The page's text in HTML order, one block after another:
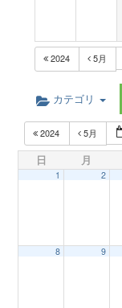
2024 5月
カテゴリ
2024 5月
日 月
1 2
8 9